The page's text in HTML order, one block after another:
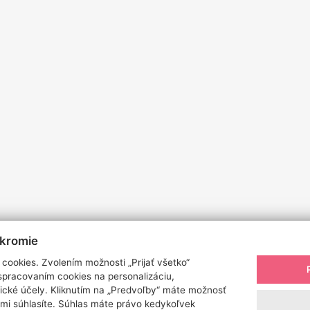
Zvolením možnosti „Prijať všetko“
cookies na personalizáciu,
účely. Kliknutím na „Predvoľby“ máte možnosť
súhlasíte. Súhlas máte právo kedykoľvek